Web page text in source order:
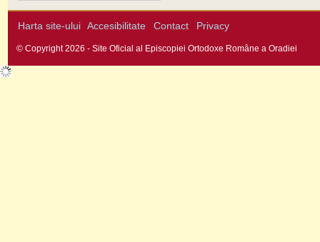
Harta site-ului Accesibilitate Contact Privacy
© Copyright 2026 - Site Oficial al Episcopiei Ortodoxe Române a Oradiei